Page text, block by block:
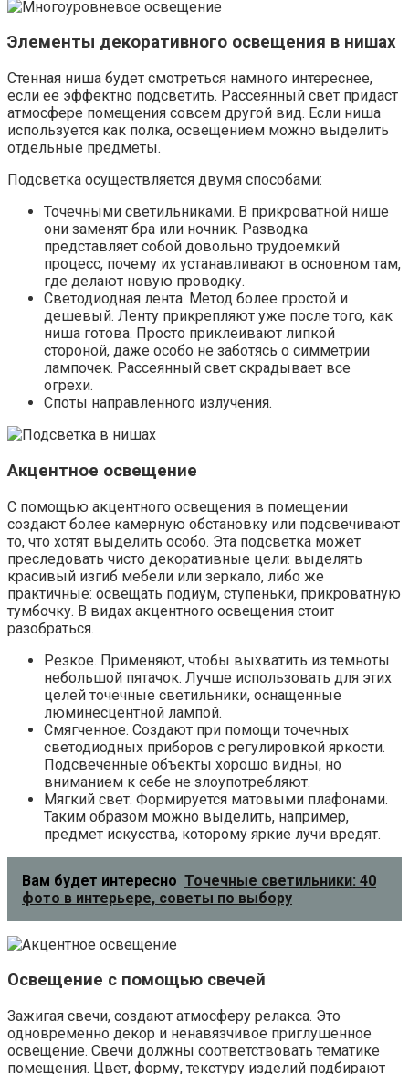
Элементы декоративного освещения в нишах
Стенная ниша будет смотреться намного интереснее,
если ее эффектно подсветить. Рассеянный свет придаст
атмосфере помещения совсем другой вид. Если ниша
используется как полка, освещением можно выделить
отдельные предметы.
Подсветка осуществляется двумя способами:
Точечными светильниками. В прикроватной нише
они заменят бра или ночник. Разводка
представляет собой довольно трудоемкий
процесс, почему их устанавливают в основном там,
где делают новую проводку.
Светодиодная лента. Метод более простой и
дешевый. Ленту прикрепляют уже после того, как
ниша готова. Просто приклеивают липкой
стороной, даже особо не заботясь о симметрии
лампочек. Рассеянный свет скрадывает все
огрехи.
Споты направленного излучения.
Акцентное освещение
С помощью акцентного освещения в помещении
создают более камерную обстановку или подсвечивают
то, что хотят выделить особо. Эта подсветка может
преследовать чисто декоративные цели: выделять
красивый изгиб мебели или зеркало, либо же
практичные: освещать подиум, ступеньки, прикроватную
тумбочку. В видах акцентного освещения стоит
разобраться.
Резкое. Применяют, чтобы выхватить из темноты
небольшой пятачок. Лучше использовать для этих
целей точечные светильники, оснащенные
люминесцентной лампой.
Смягченное. Создают при помощи точечных
светодиодных приборов с регулировкой яркости.
Подсвеченные объекты хорошо видны, но
вниманием к себе не злоупотребляют.
Мягкий свет. Формируется матовыми плафонами.
Таким образом можно выделить, например,
предмет искусства, которому яркие лучи вредят.
Вам будет интересно Точечные светильники: 40
фото в интерьере, советы по выбору
Освещение с помощью свечей
Зажигая свечи, создают атмосферу релакса. Это
одновременно декор и ненавязчивое приглушенное
освещение. Свечи должны соответствовать тематике
помещения. Цвет, форму, текстуру изделий подбирают